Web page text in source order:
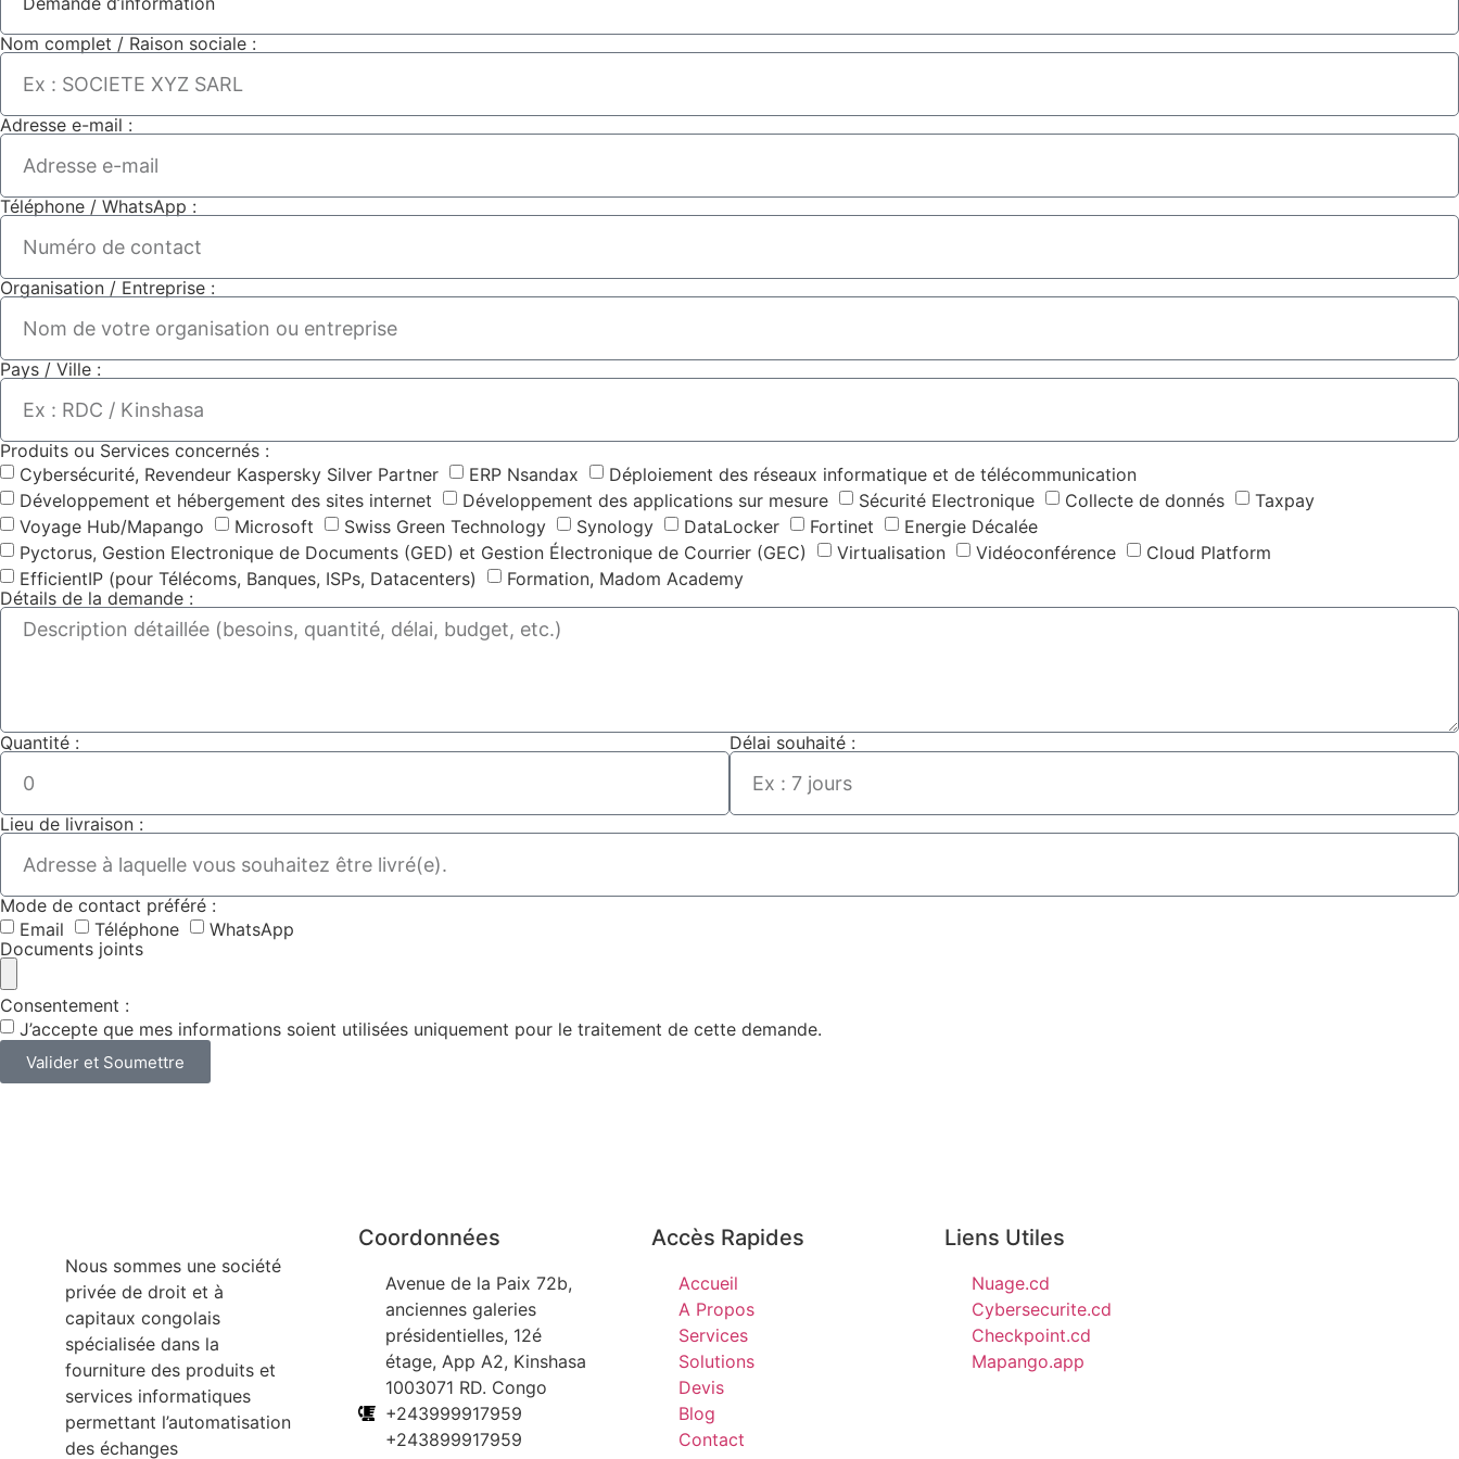
Nom complet / Raison sociale :
Adresse e-mail :
Téléphone / WhatsApp :
Organisation / Entreprise :
Pays / Ville :
Produits ou Services concernés :
Cybersécurité, Revendeur Kaspersky Silver Partner
ERP Nsandax
Déploiement des réseaux informatique et de télécommunication
Développement et hébergement des sites internet
Développement des applications sur mesure Sécurité Electronique Collecte de donnés
Taxpay
Voyage Hub/Mapango
Microsoft Swiss Green Technology Synology DataLocker Fortinet
Energie Décalée
Pyctorus, Gestion Electronique de Documents (GED) et Gestion Électronique de Courrier (GEC)
Virtualisation Vidéoconférence
Cloud Platform
EfficientIP (pour Télécoms, Banques, ISPs, Datacenters)
Formation, Madom Academy
Détails de la demande :
Quantité : Délai souhaité :
Lieu de livraison :
Mode de contact préféré :
Email
Téléphone
WhatsApp
Documents joints
Consentement :
J’accepte que mes informations soient utilisées uniquement pour le traitement de cette demande.
Valider et Soumettre
Nous sommes une société
privée de droit et à
capitaux congolais
spécialisée dans la
fourniture des produits et
services informatiques
permettant l’automatisation
des échanges
Coordonnées
Avenue de la Paix 72b,
anciennes galeries
présidentielles, 12é
étage, App A2, Kinshasa
1003071 RD. Congo
+243999917959
+243899917959
Accès Rapides
Accueil
A Propos
Services
Solutions
Devis
Blog
Contact
Liens Utiles
Nuage.cd
Cybersecurite.cd
Checkpoint.cd
Mapango.app